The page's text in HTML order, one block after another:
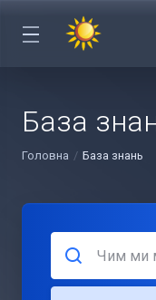
База
Головна База знань